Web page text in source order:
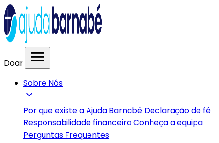
Doar menu
Sobre Nós
expand_more
Por que existe a Ajuda Barnabé Declaração de fé
Responsabilidade financeiraConheça a equipa
Perguntas Frequentes